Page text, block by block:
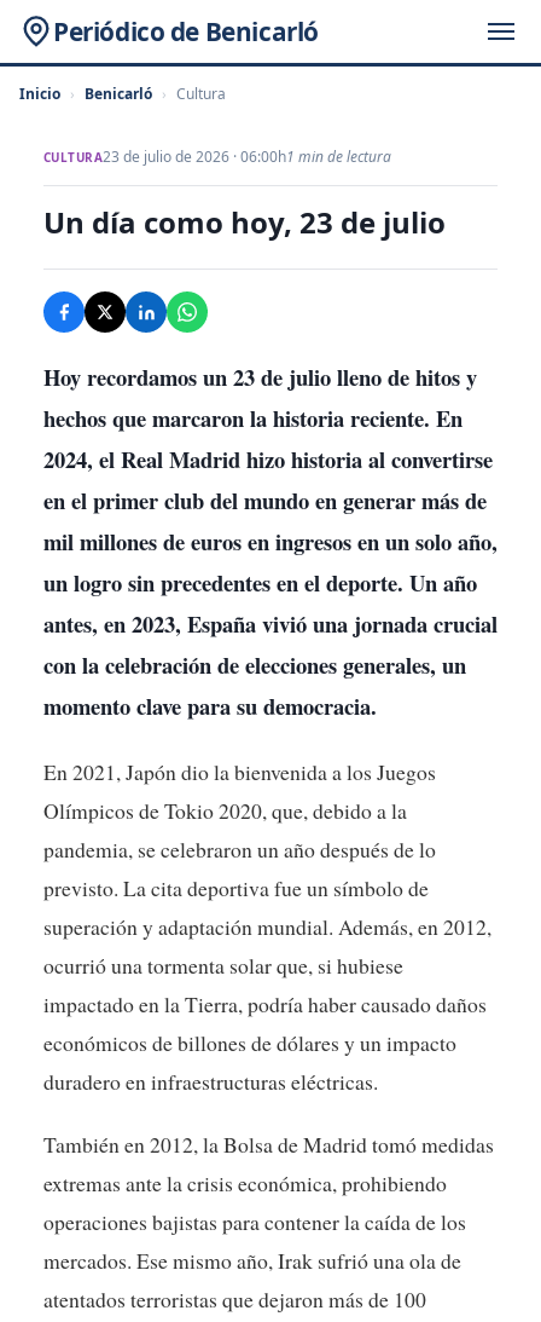
Periódico de Benicarló
Inicio › Benicarló › Cultura
CULTURA23 de julio de 2026 · 06:00h1 min de lectura
Un día como hoy, 23 de julio
Hoy recordamos un 23 de julio lleno de hitos y
hechos que marcaron la historia reciente. En
2024, el Real Madrid hizo historia al convertirse
en el primer club del mundo en generar más de
mil millones de euros en ingresos en un solo año,
un logro sin precedentes en el deporte. Un año
antes, en 2023, España vivió una jornada crucial
con la celebración de elecciones generales, un
momento clave para su democracia.
En 2021, Japón dio la bienvenida a los Juegos
Olímpicos de Tokio 2020, que, debido a la
pandemia, se celebraron un año después de lo
previsto. La cita deportiva fue un símbolo de
superación y adaptación mundial. Además, en 2012,
ocurrió una tormenta solar que, si hubiese
impactado en la Tierra, podría haber causado daños
económicos de billones de dólares y un impacto
duradero en infraestructuras eléctricas.
También en 2012, la Bolsa de Madrid tomó medidas
extremas ante la crisis económica, prohibiendo
operaciones bajistas para contener la caída de los
mercados. Ese mismo año, Irak sufrió una ola de
atentados terroristas que dejaron más de 100